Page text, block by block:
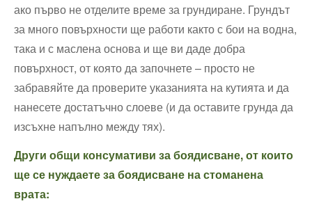
ако първо не отделите време за грундиране. Грундът
за много повърхности ще работи както с бои на водна,
така и с маслена основа и ще ви даде добра
повърхност, от която да започнете – просто не
забравяйте да проверите указанията на кутията и да
нанесете достатъчно слоеве (и да оставите грунда да
изсъхне напълно между тях).
Други общи консумативи за боядисване, от които
ще се нуждаете за боядисване на стоманена
врата: